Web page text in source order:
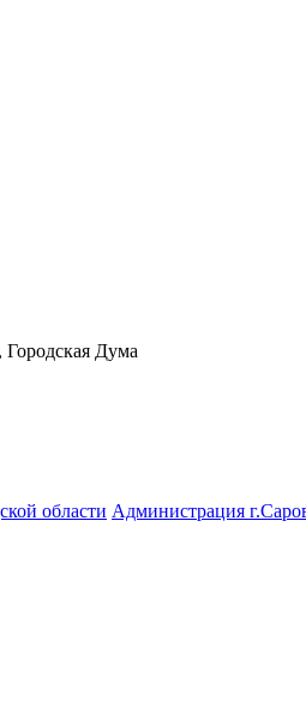
Городская Дума
области Администрация